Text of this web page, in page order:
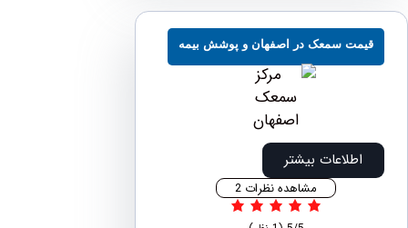
سمعک در اصفهان و پوشش بیمه
اطلاعات بیشتر
مشاهده نظرات 2